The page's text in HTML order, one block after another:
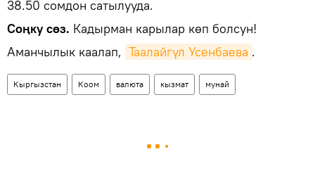
38.50 сомдон сатылууда.
Соңку сөз. Кадырман карылар көп болсун!
Аманчылык каалап, Таалайгүл Усенбаева .
Кыргызстан Коом валюта кызмат мунай